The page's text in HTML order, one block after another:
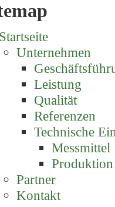
Startseite
Unternehmen
Leistung
Qualität
Referenzen
Technische
Messmittel
Produktion
Partner
Kontakt